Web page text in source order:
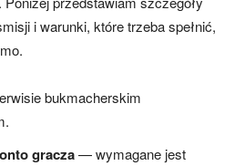
i warunki, które trzeba spełnić,
bukmacherskim
gracza— wymagane jest